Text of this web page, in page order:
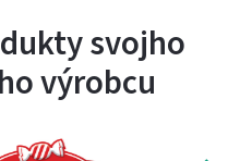
svojho
výrobcu